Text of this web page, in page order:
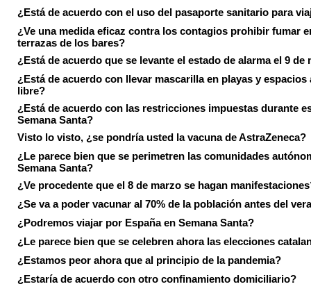
¿Está de acuerdo con el uso del pasaporte sanitario para
¿Ve una medida eficaz contra los contagios prohibir fumar
terrazas de los bares?
¿Está de acuerdo que se levante el estado de alarma el 9 de
¿Está de acuerdo con llevar mascarilla en playas y espacios
libre?
¿Está de acuerdo con las restricciones impuestas durante
Semana Santa?
Visto lo visto, ¿se pondría usted la vacuna de AstraZeneca?
¿Le parece bien que se perimetren las comunidades
Semana Santa?
¿Ve procedente que el 8 de marzo se hagan
¿Se va a poder vacunar al 70% de la población antes del
¿Podremos viajar por España en Semana Santa?
¿Le parece bien que se celebren ahora las elecciones
¿Estamos peor ahora que al principio de la pandemia?
¿Estaría de acuerdo con otro confinamiento domiciliario?